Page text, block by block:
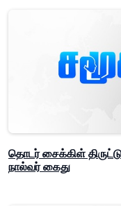
தொடர் சைக்கிள்
நால்வர் கைது